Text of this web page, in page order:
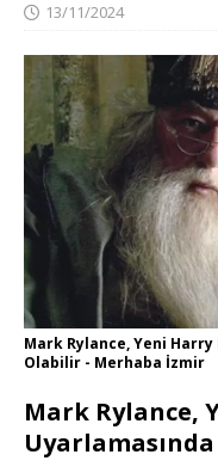
13/11/2024
Mark Rylance, Yeni
Olabilir - Merhaba İzmir
Mark Rylance,